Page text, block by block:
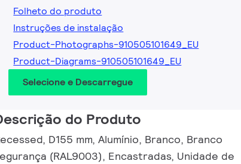
Folheto do produto
Instruções de instalação
Product-Photographs-910505101649_EU
Product-Diagrams-910505101649_EU
Selecione e Descarregue
do Produto
D155 mm, Alumínio, Branco, Branco
(RAL9003), Encastradas, Unidade de